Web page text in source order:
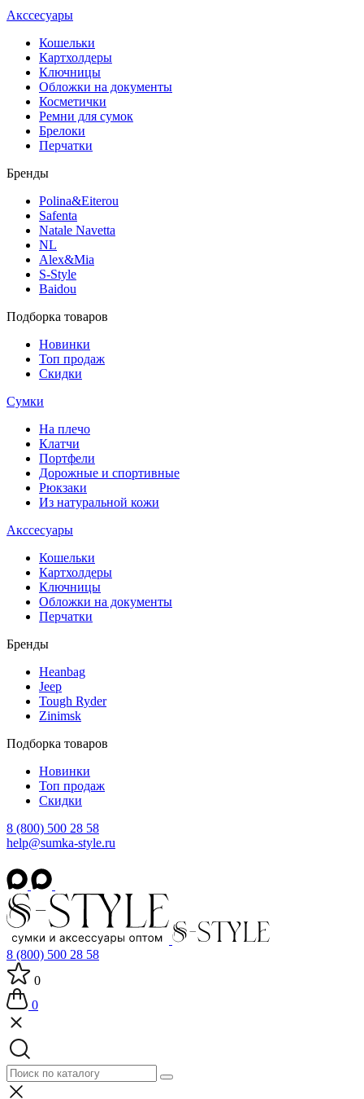
Акссесуары
Кошельки
Картхолдеры
Ключницы
Обложки на документы
Косметички
Ремни для сумок
Брелоки
Перчатки
Бренды
Polina&Eiterou
Safenta
Natale Navetta
NL
Alex&Mia
S-Style
Baidou
Подборка товаров
Новинки
Топ продаж
Скидки
Сумки
На плечо
Клатчи
Портфели
Дорожные и спортивные
Рюкзаки
Из натуральной кожи
Акссесуары
Кошельки
Картхолдеры
Ключницы
Обложки на документы
Перчатки
Бренды
Heanbag
Jeep
Tough Ryder
Zinimsk
Подборка товаров
Новинки
Топ продаж
Скидки
8 (800) 500 28 58
help@sumka-style.ru
8 (800) 500 28 58
0
0